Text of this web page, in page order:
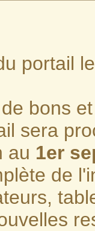
portail
bons
sera
au 1er
de